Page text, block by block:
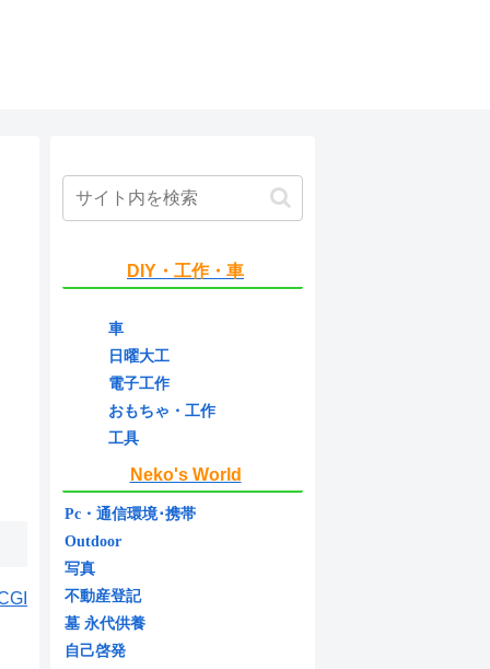
DIY・工作・車
車
日曜大工
電子工作
おもちゃ・工作
工具
Neko's World
Pc・通信環境･携帯
Outdoor
写真
不動産登記
墓 永代供養
自己啓発